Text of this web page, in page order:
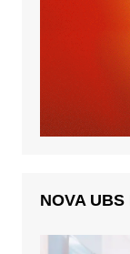
NOVA UBS